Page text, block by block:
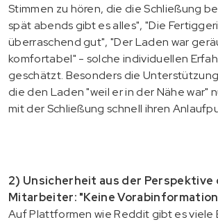
Stimmen zu hören, die die Schließung
spät abends gibt es alles", "Die
überraschend gut", "Der Laden war
komfortabel" - solche individuellen
geschätzt. Besonders die
die den Laden "weil er in der Nähe war"
mit der Schließung schnell ihren
2) Unsicherheit aus der Perspektive
Mitarbeiter: "Keine
Auf Plattformen wie Reddit gibt es viele